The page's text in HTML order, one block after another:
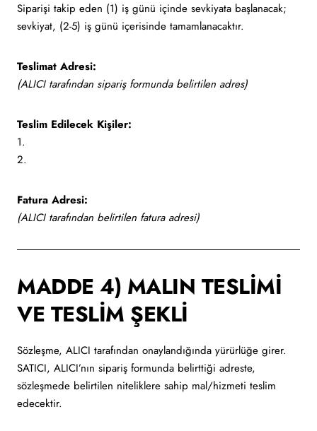
Siparişi takip eden (1) iş günü içinde sevkiyata başlanacak;
sevkiyat, (2-5) iş günü içerisinde tamamlanacaktır.
Teslimat Adresi:
(ALICI tarafından sipariş formunda belirtilen adres)
Teslim Edilecek Kişiler:
1.
2.
Fatura Adresi:
(ALICI tarafından belirtilen fatura adresi)
MADDE 4) MALIN TESLİMİ
VE TESLİM ŞEKLİ
Sözleşme, ALICI tarafından onaylandığında yürürlüğe girer.
SATICI, ALICI’nın sipariş formunda belirttiği adreste,
sözleşmede belirtilen niteliklere sahip mal/hizmeti teslim
edecektir.